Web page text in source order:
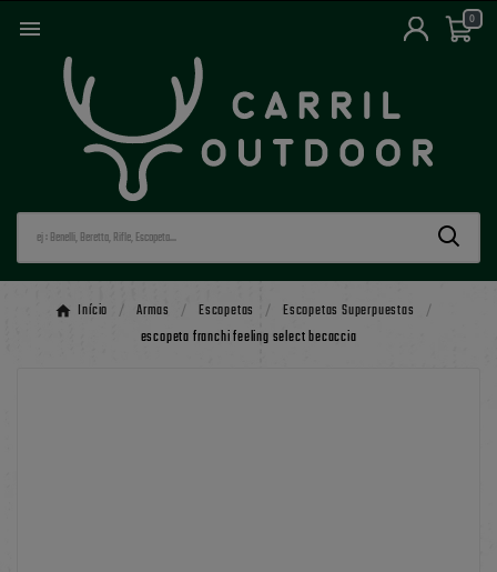
 0
Início Armas Escopetas
Escopetas Superpuestas
escopeta franchi feeling select becaccia